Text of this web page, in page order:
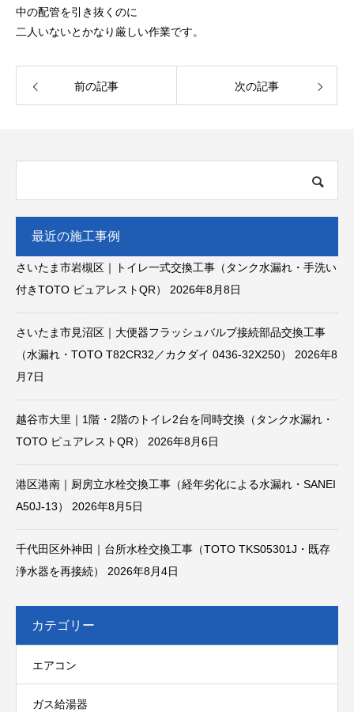
中の配管を引き抜くのに
二人いないとかなり厳しい作業です。
前の記事 次の記事
最近の施工事例
さいたま市岩槻区｜トイレ一式交換工事（タンク水漏れ・手洗い
付きTOTO ピュアレストQR）
2026年8月8日
さいたま市見沼区｜大便器フラッシュバルブ接続部品交換工事
（水漏れ・TOTO T82CR32／カクダイ 0436-32X250）
2026年8
月7日
越谷市大里｜1階・2階のトイレ2台を同時交換（タンク水漏れ・
TOTO ピュアレストQR）
2026年8月6日
港区港南｜厨房立水栓交換工事（経年劣化による水漏れ・SANEI
A50J-13）
2026年8月5日
千代田区外神田｜台所水栓交換工事（TOTO TKS05301J・既存
浄水器を再接続）
2026年8月4日
カテゴリー
エアコン
ガス給湯器